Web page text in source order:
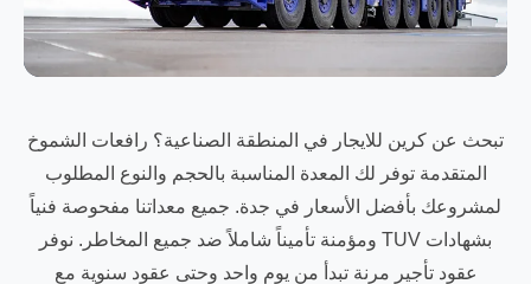
تبحث عن كرين للايجار في المنطقة الصناعية؟ رافعات الشموخ
المتقدمة توفر لك المعدة المناسبة بالحجم والنوع المطلوب
لمشروعك بأفضل الأسعار في جدة. جميع معداتنا مفحوصة فنياً
بشهادات TUV ومؤمنة تأميناً شاملاً ضد جميع المخاطر. نوفر
عقود تأجير مرنة تبدأ من يوم واحد وحتى عقود سنوية مع